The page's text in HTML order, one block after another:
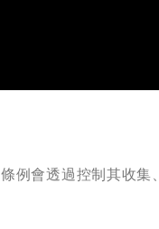
例會透過控制其收集